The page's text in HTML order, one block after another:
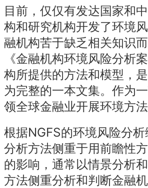
目前，仅仅有发达国家和
构和研究机构开发了环境
融机构苦于缺乏相关知识
《金融机构环境风险分析
构所提供的方法和模型，
为完整的一本文集。作为
领全球金融业开展环境方
根据NGFS的环境风险分
分析方法侧重于用前瞻性
的影响，通常以情景分析
方法侧重分析和判断金融